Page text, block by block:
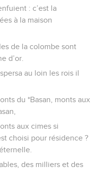
: c’est la
à la maison
de la colombe sont
d’or.
au loin les rois il
du *Basan, monts aux
aux cimes si
choisi pour résidence ?
des milliers et des